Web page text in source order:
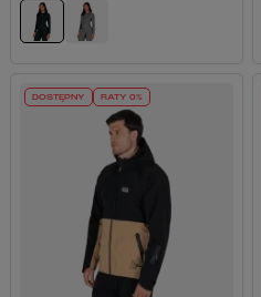
DOSTĘPNY RATY 0%